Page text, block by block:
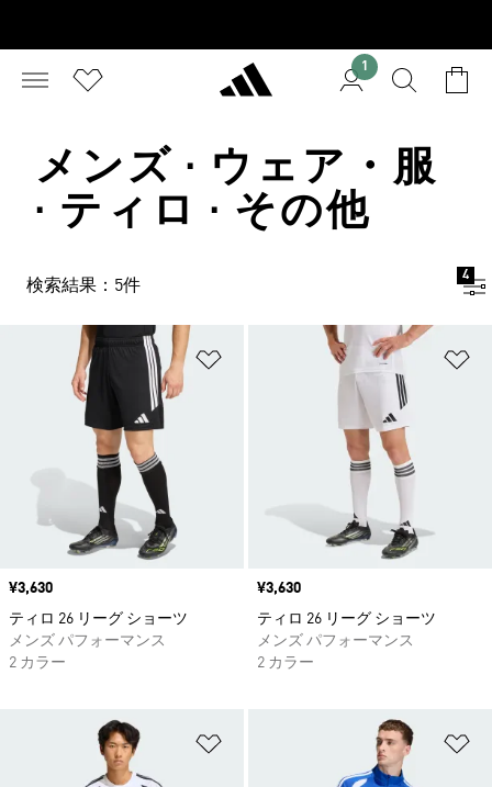
1
メンズ · ウェア・服
· ティロ · その他
検索結果：5件
4
ほしいものリストに追加
価格
¥3,630
ティロ 26 リーグ ショーツ
メンズ パフォーマンス
2 カラー
価格
¥3,630
ティロ 26 リーグ ショーツ
メンズ パフォーマンス
2 カラー
ほしいものリストに追加